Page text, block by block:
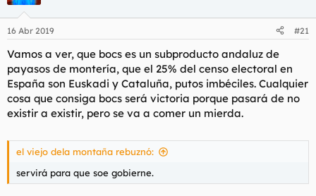
16 Abr 2019 #21
Vamos a ver, que bocs es un subproducto andaluz de
payasos de montería, que el 25% del censo electoral en
España son Euskadi y Cataluña, putos imbéciles. Cualquier
cosa que consiga bocs será victoria porque pasará de no
existir a existir, pero se va a comer un mierda.
el viejo dela montaña rebuznó:
servirá para que soe gobierne.